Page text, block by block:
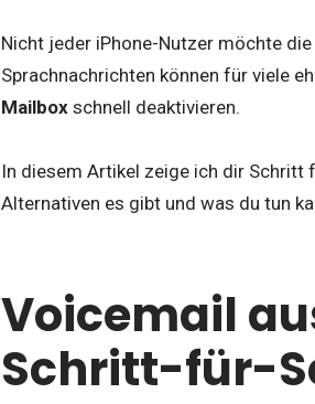
Nicht jeder iPhone-Nutzer möchte
Sprachnachrichten können für viele
Mailbox schnell deaktivieren.
In diesem Artikel zeige ich dir Schritt
Alternativen es gibt und was du tun
Voicemail
Schritt-für-